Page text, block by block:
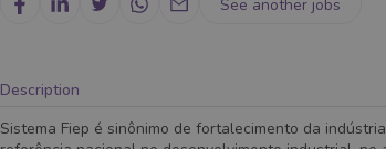
See another jobs
Description
Sistema Fiep é sinônimo de fortalecimento da